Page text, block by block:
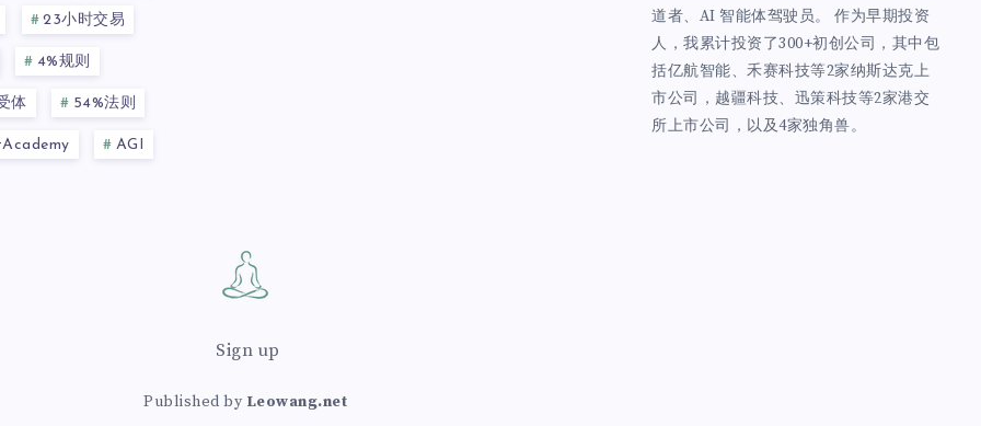
23小时交易
4%规则
体 54%法则
AGI
道者、AI 智能体驾驶员。 作为早期投资
人，我累计投资了300+初创公司，其中包
括亿航智能、禾赛科技等2家纳斯达克上
市公司，越疆科技、迅策科技等2家港交
所上市公司，以及4家独角兽。
Sign up
Published by Leowang.net